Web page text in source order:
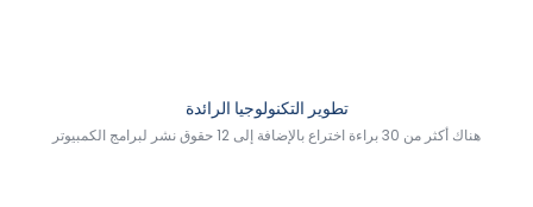
تطوير التكنولوجيا الرائدة
هناك أكثر من 30 براءة اختراع بالإضافة إلى 12 حقوق نشر لبرامج الكمبيوتر